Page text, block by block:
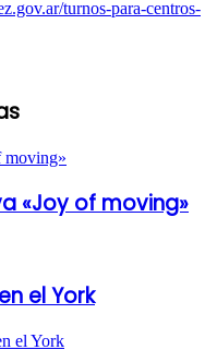
turnos-para-centros-
«Joy of moving»
el York